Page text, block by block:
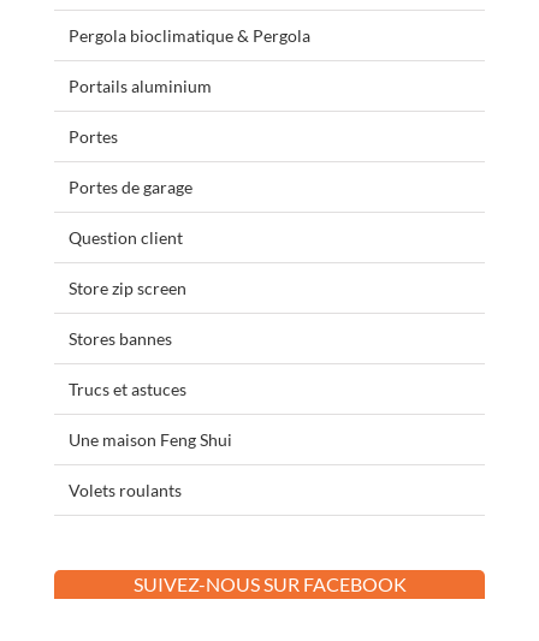
Pergola bioclimatique & Pergola
Portails aluminium
Portes
Portes de garage
Question client
Store zip screen
Stores bannes
Trucs et astuces
Une maison Feng Shui
Volets roulants
SUIVEZ-NOUS SUR FACEBOOK